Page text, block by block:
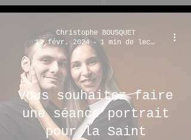
Vous souhaitez faire
une séance portrait
pour la Saint
Christophe BOUSQUET
12 févr. 2024
1 min de lecture